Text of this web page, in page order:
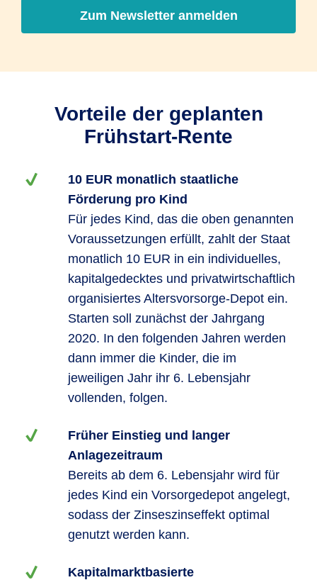
Zum Newsletter anmelden
Vorteile der geplanten
Frühstart-Rente
10 EUR monatlich staatliche
Förderung pro Kind
Für jedes Kind, das die oben genannten
Voraussetzungen erfüllt, zahlt der Staat
monatlich 10 EUR in ein individuelles,
kapitalgedecktes und privatwirtschaftlich
organisiertes Altersvorsorge-Depot ein.
Starten soll zunächst der Jahrgang
2020. In den folgenden Jahren werden
dann immer die Kinder, die im
jeweiligen Jahr ihr 6. Lebensjahr
vollenden, folgen.
Früher Einstieg und langer
Anlagezeitraum
Bereits ab dem 6. Lebensjahr wird für
jedes Kind ein Vorsorgedepot angelegt,
sodass der Zinseszinseffekt optimal
genutzt werden kann.
Kapitalmarktbasierte